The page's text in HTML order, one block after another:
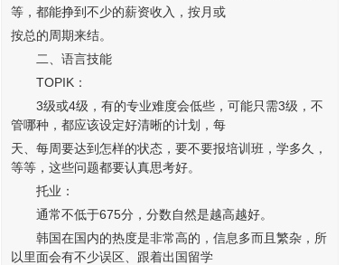
等，都能挣到不少的薪资收入，按月或
按总的周期来结。
二、语言技能
TOPIK：
3级或4级，有的专业难度会低些，可能只需3级，不
管哪种，都应该设定好清晰的计划，每
天、每周要达到怎样的状态，要不要报培训班，学多久，
等等，这些问题都要认真思考好。
托业：
通常不低于675分，分数自然是越高越好。
韩国在国内的热度是非常高的，信息多而且繁杂，所
以里面会有不少误区、跟着出国留学